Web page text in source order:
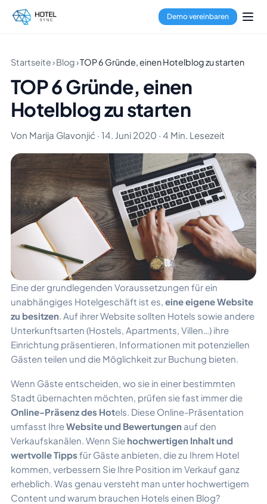
Demo vereinbaren
Startseite›Blog›TOP 6 Gründe, einen Hotelblog zu starten
TOP 6 Gründe, einen
Hotelblog zu starten
Von Marija Glavonjić · 14. Juni 2020 · 4 Min. Lesezeit
Eine der grundlegenden Voraussetzungen für ein
unabhängiges Hotelgeschäft ist es, eine eigene Website
zu besitzen. Auf ihrer Website sollten Hotels sowie andere
Unterkunftsarten (Hostels, Apartments, Villen…) ihre
Einrichtung präsentieren, Informationen mit potenziellen
Gästen teilen und die Möglichkeit zur Buchung bieten.
Wenn Gäste entscheiden, wo sie in einer bestimmten
Stadt übernachten möchten, prüfen sie fast immer die
Online-Präsenz des Hotels. Diese Online-Präsentation
umfasst IhreWebsite und Bewertungen auf den
Verkaufskanälen. Wenn Sie hochwertigen Inhalt und
wertvolle Tipps für Gäste anbieten, die zu Ihrem Hotel
kommen, verbessern Sie Ihre Position im Verkauf ganz
erheblich. Was genau versteht man unter hochwertigem
Content und warum brauchen Hotels einen Blog?